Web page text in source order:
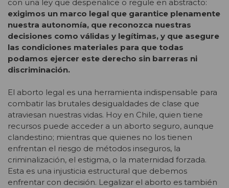
con una ley que despenalice o regule en abstracto:
exigimos un marco legal que garantice plenamente
nuestra autonomía, que reconozca nuestras
decisiones como válidas y legítimas, y que asegure
las condiciones materiales para que todas
podamos ejercer este derecho sin barreras ni
discriminación.
El aborto legal es una herramienta indispensable para
combatir las brutales desigualdades de clase que
atraviesan nuestras vidas. Hoy en Chile, quien tiene
recursos puede acceder a un aborto seguro, aunque
clandestino; mientras que quienes no los tienen
enfrentan el riesgo de métodos inseguros, la
criminalización, el estigma, o la maternidad forzada.
Esta es una injusticia estructural que debemos
enfrentar con decisión. Legalizar el aborto es también